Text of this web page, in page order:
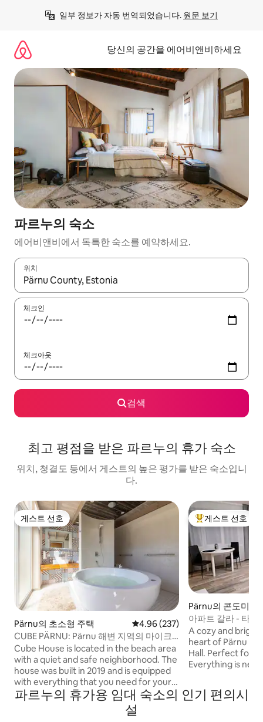
일부 정보가 자동 번역되었습니다. 원문 보기
당신의 공간을 에어비앤비하세요
파르누의 숙소
에어비앤비에서 독특한 숙소를 예약하세요.
위치
결과가 나오면 위·아래 화살표 키를 사용하거나 터치 또는 스와이
체크인
체크아웃
검색
최고 평점을 받은 파르누의 휴가 숙소
위치, 청결도 등에서 게스트의 높은 평가를 받은 숙소입니
다.
게스트 선호
게스트 선호
Pärnu의 초소형 주택 평점 4.96점(5점 만점), 후기 237
4.96 (237)
CUBE PÄRNU: Pärnu 해변 지역의 마이크
로 하우스
Cube House is located in the beach area
with a quiet and safe neighborhood. The
house was built in 2019 and is equipped
with everything that you need for your
vacation. It offers a unique stay for
couples and families who value privacy
and want to have microhouse
상위 게스트 선호
게스트 선호
Pärnu의 콘도미니
아파트 갈라 - 타운
A cozy and bright
heart of Pärnu
Hall. Perfect for an winter getaway.
Everything is
comfortable bed,
kitchen, spacious
파르누의 휴가용 임대 숙소의 인기 편의시
설